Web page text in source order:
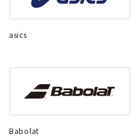
asics
Babolat